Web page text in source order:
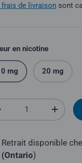
frais de livraison sont
en nicotine
mg 20 mg
Réduire la quantité
Retrait disponible
(Ontario)